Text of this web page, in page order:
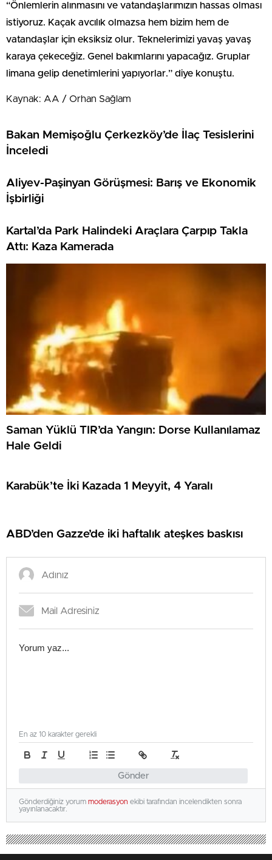
“Önlemlerin alınmasını ve vatandaşlarımızın hassas olması
istiyoruz. Kaçak avcılık olmazsa hem bizim hem de
vatandaşlar için eksiksiz olur. Teknelerimizi yavaş yavaş
karaya çekeceğiz. Genel bakımlarını yapacağız. Gruplar
limana gelip denetimlerini yapıyorlar.” diye konuştu.
Kaynak: AA / Orhan Sağlam
Bakan Memişoğlu Çerkezköy’de İlaç Tesislerini
İnceledi
Aliyev-Paşinyan Görüşmesi: Barış ve Ekonomik
İşbirliği
Kartal’da Park Halindeki Araçlara Çarpıp Takla
Attı: Kaza Kamerada
Saman Yüklü TIR’da Yangın: Dorse Kullanılamaz
Hale Geldi
Karabük’te İki Kazada 1 Meyyit, 4 Yaralı
ABD’den Gazze’de iki haftalık ateşkes baskısı
Gönder
En az 10 karakter gerekli
Gönderdiğiniz yorum moderasyon ekibi tarafından incelendikten sonra
yayınlanacaktır.